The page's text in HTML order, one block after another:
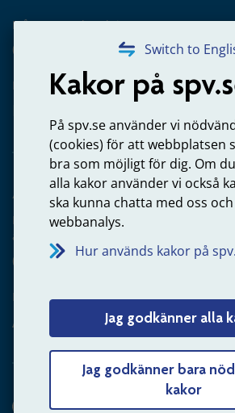
Switch to
Kakor på
På spv.se använder vi
(cookies) för att webbplatsen
bra som möjligt för dig. Om
alla kakor använder vi också
ska kunna chatta med oss
webbanalys.
Hur används kakor på
Jag godkänner alla
Jag godkänner bara
kakor
Frågor om utbetalning
020-65 00 65
Kontakta oss
Arbetsgivare
Frågor om administration av
anställning
060-18 75 03
Kontakta oss
Arbetsgivare – skicka mejl
Hitta svaret på din fråga